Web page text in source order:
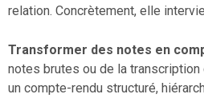
relation. Concrètement, elle
Transformer des notes en
notes brutes ou de la transcription
un compte-rendu structuré,